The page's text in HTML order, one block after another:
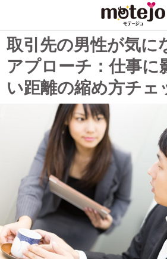
取引先の男性が気に
アプローチ：仕事に
い距離の縮め方チェ